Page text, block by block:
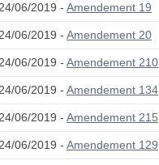
24/06/2019 - Amendement 19
24/06/2019 - Amendement 20
24/06/2019 - Amendement 210
24/06/2019 - Amendement 134
24/06/2019 - Amendement 215
24/06/2019 - Amendement 129